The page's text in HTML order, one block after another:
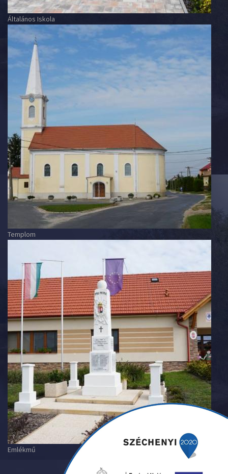
Általános Iskola
Templom
Emlékmű